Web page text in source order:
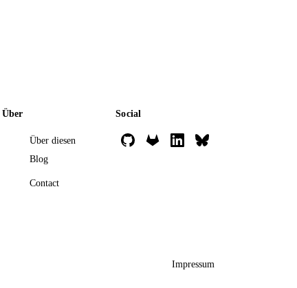
Über
Über diesen
Blog
Contact
Social
Impressum